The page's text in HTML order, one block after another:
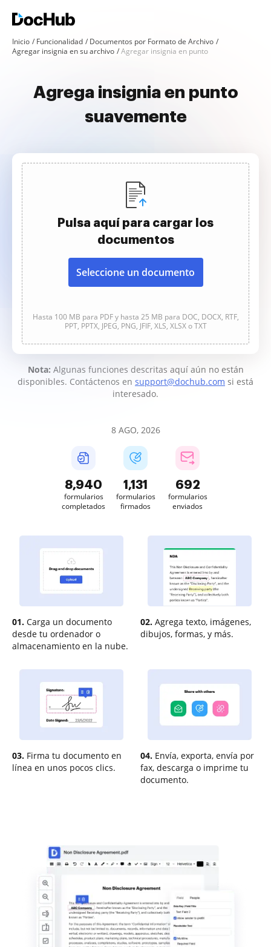
Inicio Funcionalidad
Documentos por Formato de Archivo
Agregar insignia en su archivo
Agregar insignia en punto
Agrega insignia en punto
suavemente
Pulsa aquí para cargar los
documentos
Seleccione un documento
Hasta 100 MB para PDF y hasta 25 MB para DOC, DOCX, RTF,
PPT, PPTX, JPEG, PNG, JFIF, XLS, XLSX o TXT
Nota: Algunas funciones descritas aquí aún no están
disponibles. Contáctenos en support@dochub.com si está
interesado.
8 AGO, 2026
8,941
formularios
completados
1,131
formularios
firmados
692
formularios
enviados
01. Carga un documento
desde tu ordenador o
almacenamiento en la nube.
02. Agrega texto, imágenes,
dibujos, formas, y más.
03. Firma tu documento en
línea en unos pocos clics.
04. Envía, exporta, envía por
fax, descarga o imprime tu
documento.